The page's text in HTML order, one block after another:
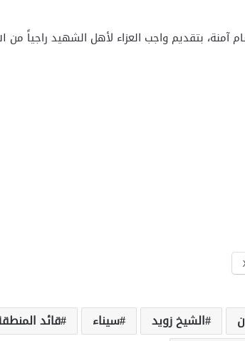
آمنة، بتقديم واجب العزاء لأهل الشهيد راجياً من
الشيخ زويد سيناء
قائد